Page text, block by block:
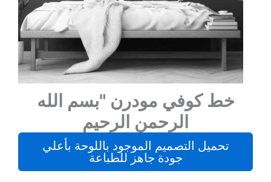
خط كوفي مودرن "بسم الله
الرحمن الرحيم
تحميل التصميم الموجود باللوحة بأعلي
جودة جاهز للطباعة